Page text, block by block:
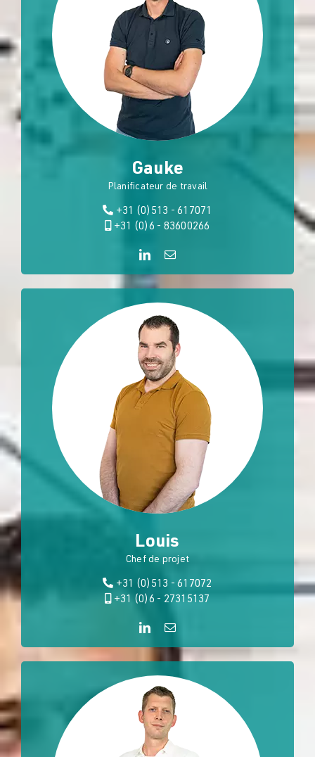
Gauke
Planificateur de travail
+31 (0)513 - 617071
+31 (0)6 - 83600266
Louis
Chef de projet
+31 (0)513 - 617072
+31 (0)6 - 27315137